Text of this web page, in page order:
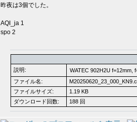
昨夜は3個でした。
AQI_ja 1
spo 2
説明:
WATEC 902H2U f=12mm,
ファイル名:
ファイルサイズ:
1.19 KB
ダウンロード回数:
188 回